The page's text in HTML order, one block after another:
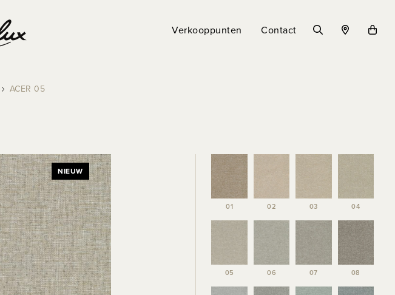
Verkooppunten Contact
ACER 05
NIEUW
01 02 03 04
05 06 07 08